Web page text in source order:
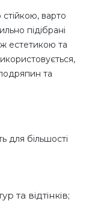
варто
підібрані
естетикою та
та
для більшості
та відтінків;